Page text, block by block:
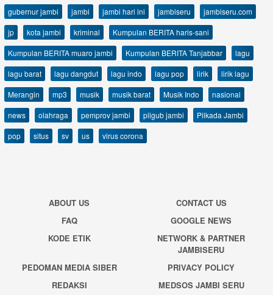
gubernur jambi
jambi jambi hari ini jambiseru
jambiseru.com
jp
kota jambi kriminal
Kumpulan BERITA haris-sani
Kumpulan BERITA muaro jambi
Kumpulan BERITA Tanjabbar
lagu
lagu barat
lagu dangdut lagu indo lagu pop lirik
lirik lagu
Merangin
mp3 musik musik barat Musik Indo
nasional
news
olahraga pemprov jambi pilgub jambi
Pilkada Jambi
pop
situs sv us virus corona
ABOUT US
CONTACT US
FAQ
GOOGLE NEWS
KODE ETIK
NETWORK & PARTNER
JAMBISERU
PEDOMAN MEDIA SIBER
PRIVACY POLICY
REDAKSI
MEDSOS JAMBI SERU